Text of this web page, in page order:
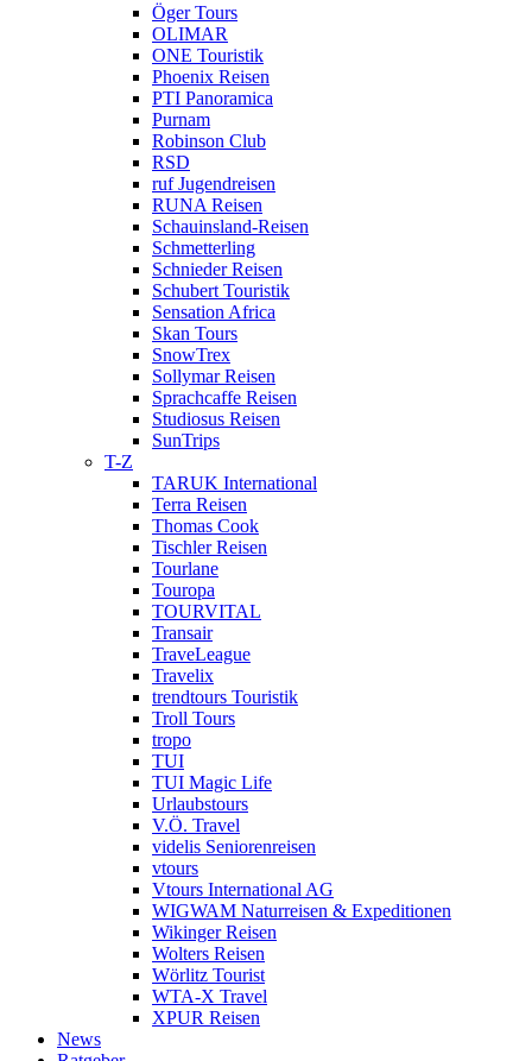
Öger Tours
OLIMAR
ONE Touristik
Phoenix Reisen
PTI Panoramica
Purnam
Robinson Club
RSD
ruf Jugendreisen
RUNA Reisen
Schauinsland-Reisen
Schmetterling
Schnieder Reisen
Schubert Touristik
Sensation Africa
Skan Tours
SnowTrex
Sollymar Reisen
Sprachcaffe Reisen
Studiosus Reisen
SunTrips
T-Z
TARUK International
Terra Reisen
Thomas Cook
Tischler Reisen
Tourlane
Touropa
TOURVITAL
Transair
TraveLeague
Travelix
trendtours Touristik
Troll Tours
tropo
TUI
TUI Magic Life
Urlaubstours
V.Ö. Travel
videlis Seniorenreisen
vtours
Vtours International AG
WIGWAM Naturreisen & Expeditionen
Wikinger Reisen
Wolters Reisen
Wörlitz Tourist
WTA-X Travel
XPUR Reisen
News